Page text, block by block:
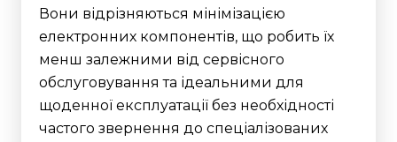
Вони відрізняються мінімізацією
електронних компонентів, що робить їх
менш залежними від сервісного
обслуговування та ідеальними для
щоденної експлуатації без необхідності
частого звернення до спеціалізованих